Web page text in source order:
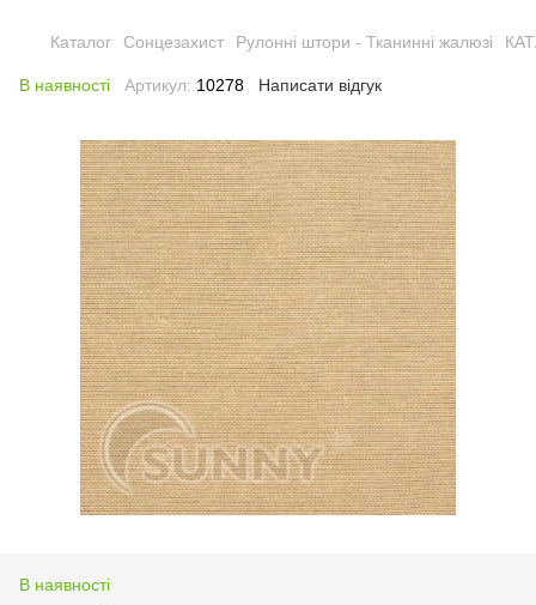
Каталог Сонцезахист Рулонні штори - Тканинні жалюзі
В наявності Артикул: 10278 Написати відгук
В наявності